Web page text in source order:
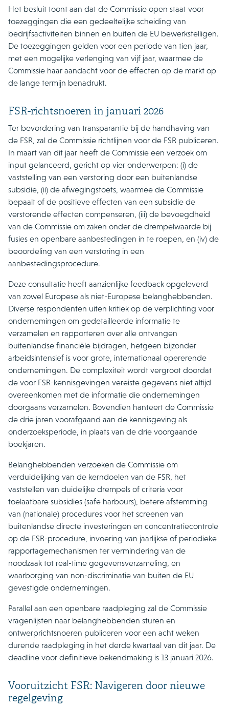
Het besluit toont aan dat de Commissie open staat voor
toezeggingen die een gedeeltelijke scheiding van
bedrijfsactiviteiten binnen en buiten de EU bewerkstelligen.
De toezeggingen gelden voor een periode van tien jaar,
met een mogelijke verlenging van vijf jaar, waarmee de
Commissie haar aandacht voor de effecten op de markt op
de lange termijn benadrukt.
FSR-richtsnoeren in januari 2026
Ter bevordering van transparantie bij de handhaving van
de FSR, zal de Commissie richtlijnen voor de FSR publiceren.
In maart van dit jaar heeft de Commissie een verzoek om
input gelanceerd, gericht op vier onderwerpen: (i) de
vaststelling van een verstoring door een buitenlandse
subsidie, (ii) de afwegingstoets, waarmee de Commissie
bepaalt of de positieve effecten van een subsidie de
verstorende effecten compenseren, (iii) de bevoegdheid
van de Commissie om zaken onder de drempelwaarde bij
fusies en openbare aanbestedingen in te roepen, en (iv) de
beoordeling van een verstoring in een
aanbestedingsprocedure.
Deze consultatie heeft aanzienlijke feedback opgeleverd
van zowel Europese als niet-Europese belanghebbenden.
Diverse respondenten uiten kritiek op de verplichting voor
ondernemingen om gedetailleerde informatie te
verzamelen en rapporteren over alle ontvangen
buitenlandse financiële bijdragen, hetgeen bijzonder
arbeidsintensief is voor grote, internationaal opererende
ondernemingen. De complexiteit wordt vergroot doordat
de voor FSR-kennisgevingen vereiste gegevens niet altijd
overeenkomen met de informatie die ondernemingen
doorgaans verzamelen. Bovendien hanteert de Commissie
de drie jaren voorafgaand aan de kennisgeving als
onderzoeksperiode, in plaats van de drie voorgaande
boekjaren.
Belanghebbenden verzoeken de Commissie om
verduidelijking van de kerndoelen van de FSR, het
vaststellen van duidelijke drempels of criteria voor
toelaatbare subsidies (safe harbours), betere afstemming
van (nationale) procedures voor het screenen van
buitenlandse directe investeringen en concentratiecontrole
op de FSR-procedure, invoering van jaarlijkse of periodieke
rapportagemechanismen ter vermindering van de
noodzaak tot real-time gegevensverzameling, en
waarborging van non-discriminatie van buiten de EU
gevestigde ondernemingen.
Parallel aan een openbare raadpleging zal de Commissie
vragenlijsten naar belanghebbenden sturen en
ontwerprichtsnoeren publiceren voor een acht weken
durende raadpleging in het derde kwartaal van dit jaar. De
deadline voor definitieve bekendmaking is 13 januari 2026.
Vooruitzicht FSR: Navigeren door nieuwe
regelgeving